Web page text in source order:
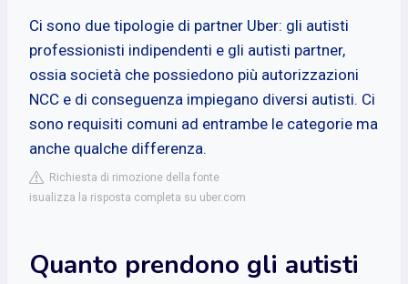
Ci sono due tipologie di partner Uber: gli autisti
professionisti indipendenti e gli autisti partner,
ossia società che possiedono più autorizzazioni
NCC e di conseguenza impiegano diversi autisti. Ci
sono requisiti comuni ad entrambe le categorie ma
anche qualche differenza.
Richiesta di rimozione della fonte
isualizza la risposta completa su uber.com
Quanto prendono gli autisti